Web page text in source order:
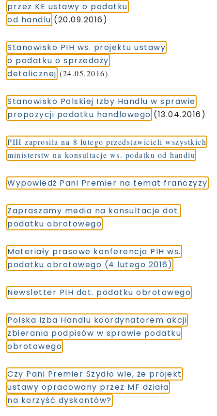
przez KE ustawy o podatku
od handlu (20.09.2016)
Stanowisko PIH ws. projektu ustawy
o podatku o sprzedaży
detalicznej (24.05.2016)
Stanowisko Polskiej Izby Handlu w sprawie
propozycji podatku handlowego (13.04.2016)
PIH zaprosiła na 8 lutego przedstawicieli wszystkich
ministerstw na konsultacje ws. podatku od handlu
Wypowiedź Pani Premier na temat franczyzy
Zapraszamy media na konsultacje dot.
podatku obrotowego
Materiały prasowe konferencja PIH ws.
podatku obrotowego (4 lutego 2016)
Newsletter PIH dot. podatku obrotowego
Polska Izba Handlu koordynatorem akcji
zbierania podpisów w sprawie podatku
obrotowego
Czy Pani Premier Szydło wie, że projekt
ustawy opracowany przez MF działa
na korzyść dyskontów?